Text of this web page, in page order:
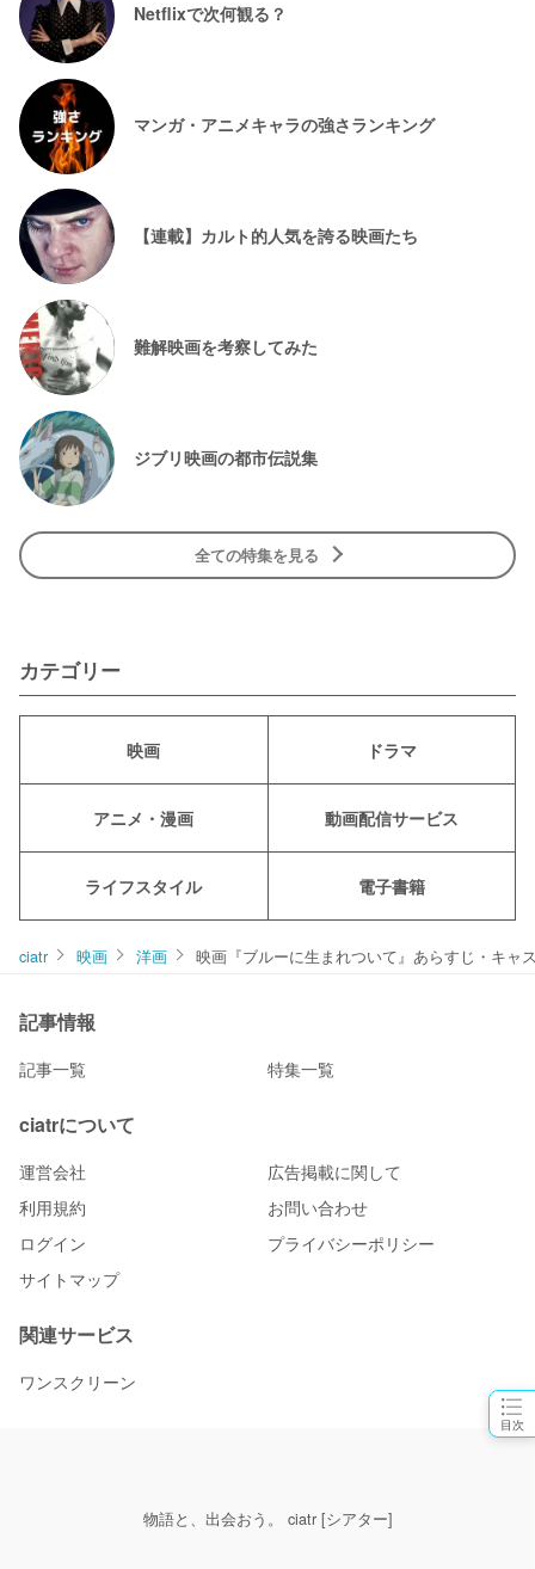
目次
Netflixで次何観る？
マンガ・アニメキャラの強さランキング
【連載】カルト的人気を誇る映画たち
難解映画を考察してみた
ジブリ映画の都市伝説集
全ての特集を見る
カテゴリー
映画 ドラマ
アニメ・漫画 動画配信サービス
ライフスタイル 電子書籍
ciatr 映画 洋画 映画『ブルーに生まれついて』あらすじ・キャ
記事情報
記事一覧 特集一覧
ciatrについて
運営会社
広告掲載に関して
利用規約
お問い合わせ
ログイン
プライバシーポリシー
サイトマップ
関連サービス
ワンスクリーン
物語と、出会おう。 ciatr [シアター]